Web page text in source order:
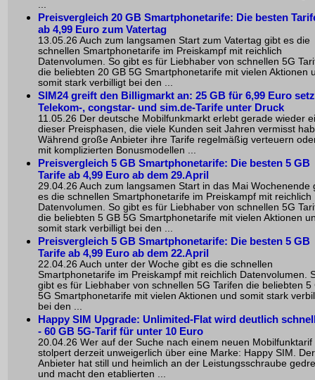
Preisvergleich 20 GB Smartphonetarife: Die besten
ab 4,99 Euro zum Vatertag
13.05.26 Auch zum langsamen Start zum Vatertag gibt es die
schnellen Smartphonetarife im Preiskampf mit reichlich
Datenvolumen. So gibt es für Liebhaber von schnellen 5G
die beliebten 20 GB 5G Smartphonetarife mit vielen Aktionen
somit stark verbilligt bei den ...
SIM24 greift den Billigmarkt an: 25 GB für 6,99 Euro
Telekom-, congstar- und sim.de-Tarife unter Druck
11.05.26 Der deutsche Mobilfunkmarkt erlebt gerade wieder
dieser Preisphasen, die viele Kunden seit Jahren vermisst
Während große Anbieter ihre Tarife regelmäßig verteuern
mit komplizierten Bonusmodellen ...
Preisvergleich 5 GB Smartphonetarife: Die besten 5 GB
Tarife ab 4,99 Euro ab dem 29.April
29.04.26 Auch zum langsamen Start in das Mai Wochenende
es die schnellen Smartphonetarife im Preiskampf mit reichlich
Datenvolumen. So gibt es für Liebhaber von schnellen 5G
die beliebten 5 GB 5G Smartphonetarife mit vielen Aktionen
somit stark verbilligt bei den ...
Preisvergleich 5 GB Smartphonetarife: Die besten 5 GB
Tarife ab 4,99 Euro ab dem 22.April
22.04.26 Auch unter der Woche gibt es die schnellen
Smartphonetarife im Preiskampf mit reichlich Datenvolumen.
gibt es für Liebhaber von schnellen 5G Tarifen die beliebten 5
5G Smartphonetarife mit vielen Aktionen und somit stark
bei den ...
Happy SIM Upgrade: Unlimited-Flat wird deutlich
- 60 GB 5G-Tarif für unter 10 Euro
20.04.26 Wer auf der Suche nach einem neuen Mobilfunktarif
stolpert derzeit unweigerlich über eine Marke: Happy SIM. Der
Anbieter hat still und heimlich an der Leistungsschraube
und macht den etablierten ...